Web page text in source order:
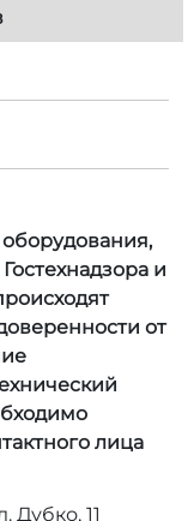
и
от
лица
Дубко, 11